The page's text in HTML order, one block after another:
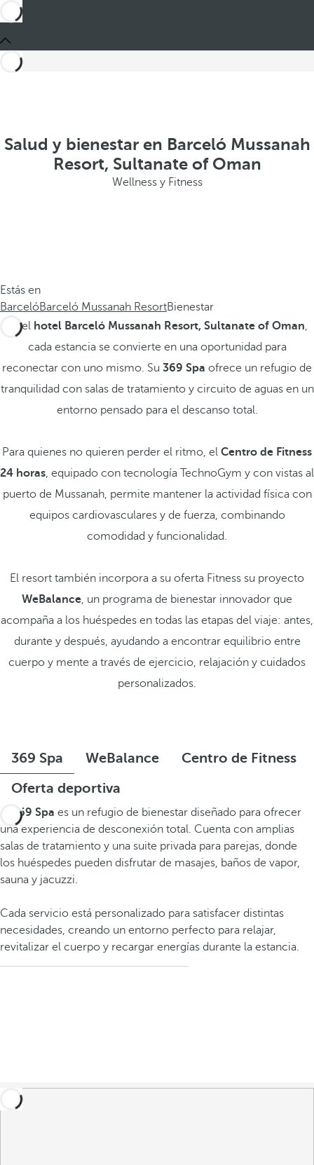
Salud y bienestar en Barceló Mussanah
Resort, Sultanate of Oman
Wellness y Fitness
Estás en
BarcelóBarceló Mussanah ResortBienestar
En el hotel Barceló Mussanah Resort, Sultanate of Oman,
cada estancia se convierte en una oportunidad para
reconectar con uno mismo. Su 369 Spa ofrece un refugio de
tranquilidad con salas de tratamiento y circuito de aguas en un
entorno pensado para el descanso total.
Para quienes no quieren perder el ritmo, el Centro de Fitness
24 horas, equipado con tecnología TechnoGym y con vistas al
puerto de Mussanah, permite mantener la actividad física con
equipos cardiovasculares y de fuerza, combinando
comodidad y funcionalidad.
El resort también incorpora a su oferta Fitness su proyecto
WeBalance, un programa de bienestar innovador que
acompaña a los huéspedes en todas las etapas del viaje: antes,
durante y después, ayudando a encontrar equilibrio entre
cuerpo y mente a través de ejercicio, relajación y cuidados
personalizados.
369 Spa WeBalance
Centro de Fitness
Oferta deportiva
369 Spa es un refugio de bienestar diseñado para ofrecer
una experiencia de desconexión total. Cuenta con amplias
salas de tratamiento y una suite privada para parejas, donde
los huéspedes pueden disfrutar de masajes, baños de vapor,
sauna y jacuzzi.
Cada servicio está personalizado para satisfacer distintas
necesidades, creando un entorno perfecto para relajar,
revitalizar el cuerpo y recargar energías durante la estancia.